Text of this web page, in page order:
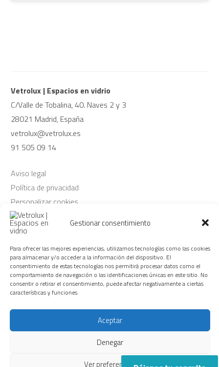
Gestionar consentimiento
Para ofrecer las mejores experiencias, utilizamos tecnologías como las cookies
para almacenar y/o acceder a la información del dispositivo. El
consentimiento de estas tecnologías nos permitirá procesar datos como el
comportamiento de navegación o las identificaciones únicas en este sitio. No
consentir o retirar el consentimiento, puede afectar negativamente a ciertas
características y funciones.
Aceptar
Denegar
Ver preferencias
Vetrolux | Espacios en vidrio
C/Valle de Tobalina, 40. Naves 2 y 3
28021 Madrid, España
vetrolux@vetrolux.es
91 505 09 14
Aviso legal
Política de privacidad
Personalizar cookies
Política de cookies
Síguenos
Vetrolux + 30 años de actividad creando espacios en vidrio y
trabajando en el mundo de la alta decoración.